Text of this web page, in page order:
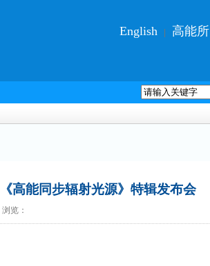
English 高能所
高能同步辐射光源》特辑发布会
览：